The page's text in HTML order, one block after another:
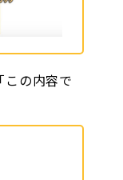
の内容で